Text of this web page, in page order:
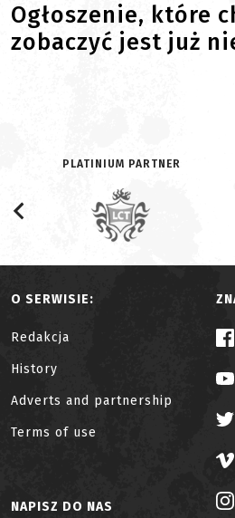
Ogłoszenie, które
zobaczyć jest już
PLATINIUM PARTNER
O SERWISIE:
Redakcja
History
Adverts and partnership
Terms of use
NAPISZ DO NAS